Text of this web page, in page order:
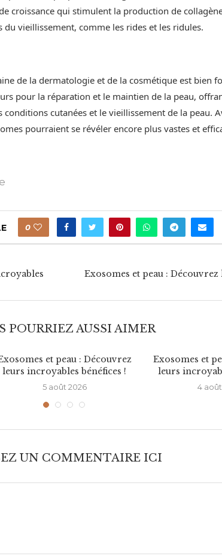
croissance qui stimulent la production de
vieillissement, comme les rides et les ridules.
de la dermatologie et de la cosmétique est bien
pour la réparation et le maintien de la peau,
cutanées et le vieillissement de la peau.
pourraient se révéler encore plus vastes et
0
Exosomes et peau :
POURRIEZ AUSSI AIMER
et peau : Découvrez
leurs incroyables bénéfices !
5 août 2026
Exosomes et
leurs
4
UN COMMENTAIRE ICI